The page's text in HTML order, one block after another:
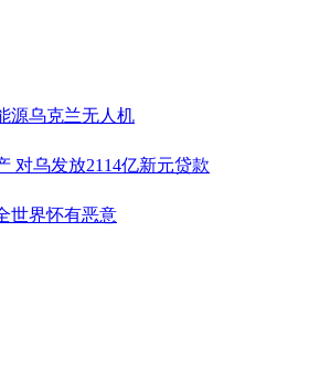
源乌克兰无人机
对乌发放2114亿新元贷款
世界怀有恶意